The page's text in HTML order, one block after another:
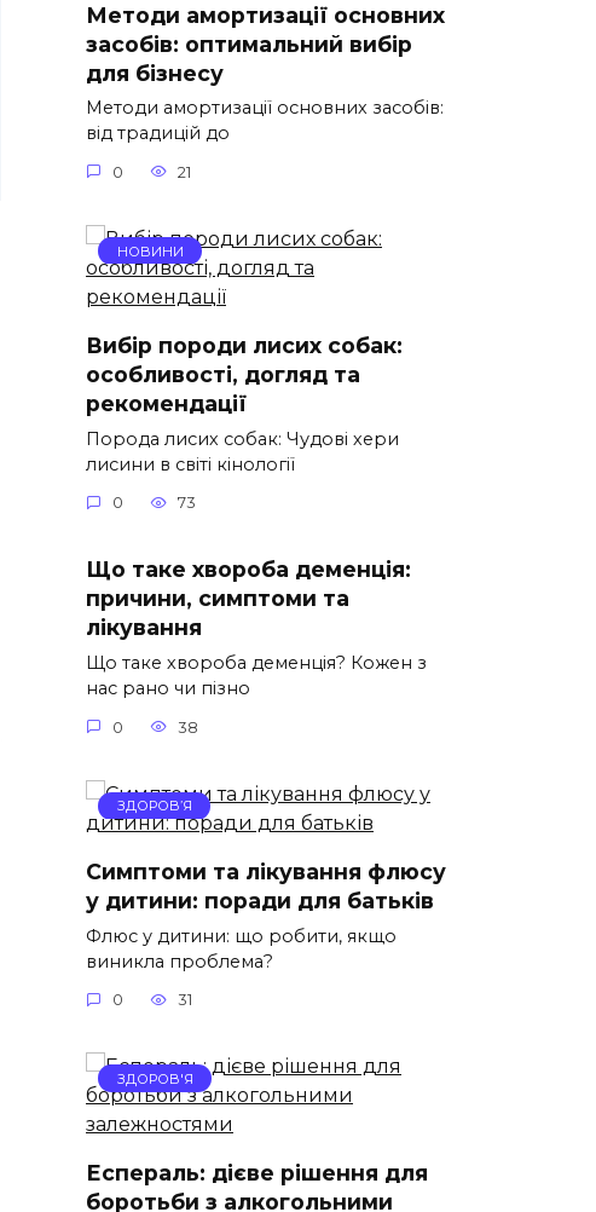
Методи амортизації основних
засобів: оптимальний вибір
для бізнесу
Методи амортизації основних засобів:
від традицій до
0 21
НОВИНИ
Вибір породи лисих собак:
особливості, догляд та
рекомендації
Порода лисих собак: Чудові хери
лисини в світі кінології
0 73
Що таке хвороба деменція:
причини, симптоми та
лікування
Що таке хвороба деменція? Кожен з
нас рано чи пізно
0 38
ЗДОРОВ’Я
Симптоми та лікування флюсу
у дитини: поради для батьків
Флюс у дитини: що робити, якщо
виникла проблема?
0 31
ЗДОРОВ'Я
Еспераль: дієве рішення для
боротьби з алкогольними